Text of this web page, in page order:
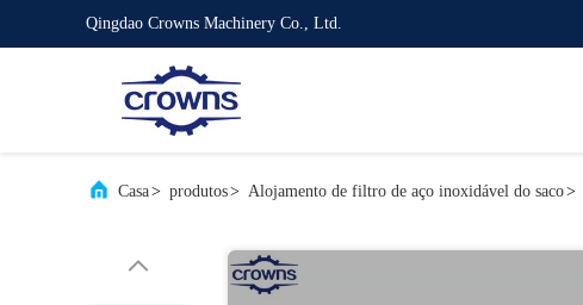
Qingdao Crowns Machinery Co., Ltd.
Casa> produtos> Alojamento de filtro de aço inoxidável do saco>